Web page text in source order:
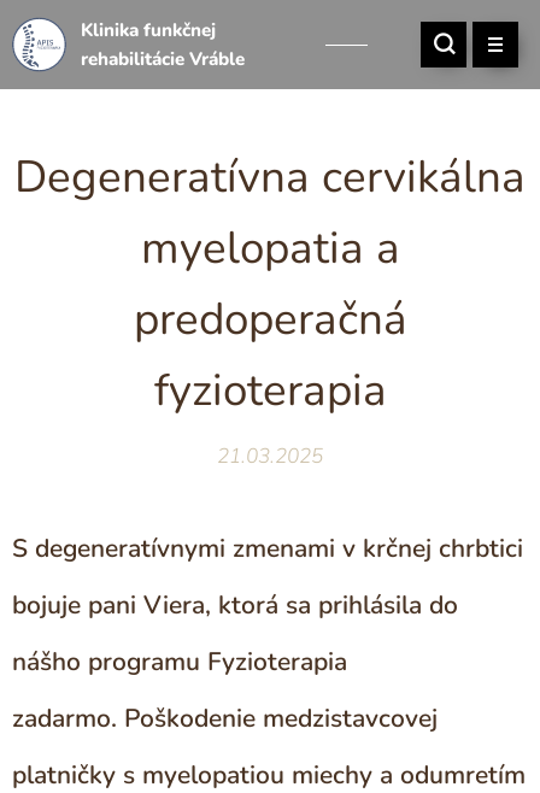
Klinika funkčnej
rehabilitácie Vráble
Degeneratívna cervikálna
myelopatia a
predoperačná
fyzioterapia
21.03.2025
S degeneratívnymi zmenami v krčnej chrbtici
bojuje pani Viera, ktorá sa prihlásila do
nášho programu Fyzioterapia
zadarmo. Poškodenie medzistavcovej
platničky s myelopatiou miechy a odumretím